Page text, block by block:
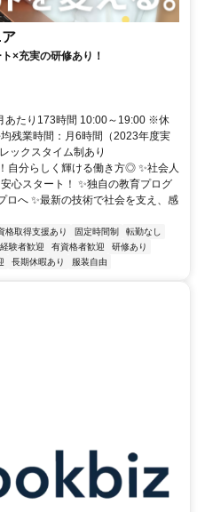
×充実の研修あり！
あたり173時間 10:00～19:00 ※休
残業時間：月6時間（2023年度実
ックスタイム制あり
自分らしく輝ける働き方◎ ✨社会人
心スタート！ ✨独自の教育プログ
ロへ ✨最新の技術で社会を支え、感
格取得支援あり 固定時間制
転勤なし
経験者歓迎 有資格者歓迎
研修あり
長期休暇あり 服装自由